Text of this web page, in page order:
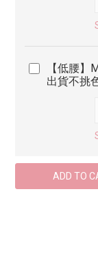
【低腰
出貨不挑
ADD TO